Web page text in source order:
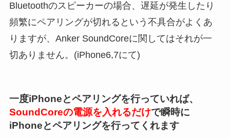
Bluetoothのスピーカーの場合、遅延が発生したり
頻繁にペアリングが切れるという不具合がよくあ
りますが、Anker SoundCoreに関してはそれが一
切ありません。(iPhone6,7にて)
一度iPhoneとペアリングを行っていれば、
SoundCoreの電源を入れるだけで瞬時に
iPhoneとペアリングを行ってくれます